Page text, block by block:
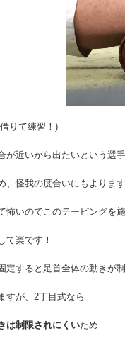
りて練習！)
が近いから出たいという選
、怪我の度合いにもよりま
怖いのでこのテーピングを
て楽です！
定すると足首全体の動きが
すが、2丁目式なら
は制限されにくいため